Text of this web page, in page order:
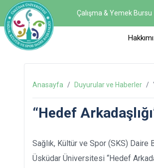
Çalışma & Yemek Bursu
Anasayfa / Duyurular ve Haberler /
“Hedef
Sağlık, Kültür ve Spor (SKS) Daire
Üsküdar Üniversitesi “Hedef